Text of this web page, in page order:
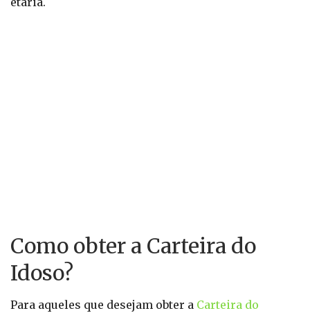
Como obter a Carteira do
Idoso?
Para aqueles que desejam obter a Carteira do